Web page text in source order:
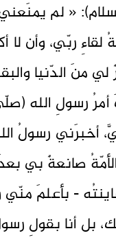
« لم
لقاءِ ربّي، وأن لا
منَ الدّنيا
رسولِ الله
أخبرَني رسولُ
صانعةٌ بي
- بأعلمَ منّي
بل أنا بقولِ